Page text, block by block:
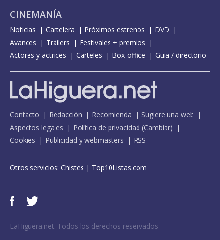
CINEMANÍA
Noticias Cartelera Próximos estrenos
DVD
Avances
Tráilers
Festivales + premios
Actores y actrices
Carteles Box-office Guía / directorio
Contacto Redacción Recomienda
Sugiere una web
Aspectos legales
Política de privacidad (Cambiar)
Cookies
Publicidad y webmasters RSS
Otros servicios: Chistes | Top10Listas.com
LaHiguera.net. Todos los derechos reservados